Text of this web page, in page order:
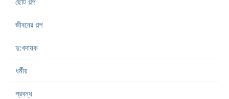
ছোট গল্প
জীবনের গল্প
দু:খদায়ক
ধর্মীয়
প্রবন্ধ